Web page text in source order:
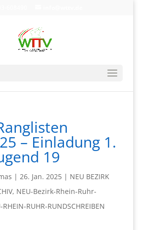
– Einladung 1.
19
| 26. Jan. 2025| NEU BEZIRK
, NEU-Bezirk-Rhein-Ruhr-
RHEIN-RUHR-RUNDSCHREIBEN